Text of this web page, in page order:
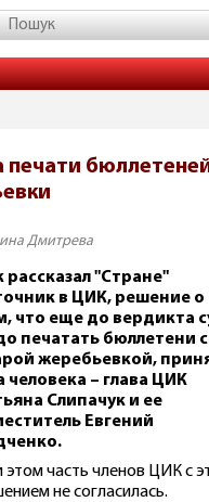
печати
Дмитрева
рассказал "Стране"
в ЦИК, решение о
что еще до вердикта
печатать бюллетени
жеребьевкой,
человека – глава ЦИК
Слипачук и ее
Евгений
этом часть членов ЦИК с
не согласилась.